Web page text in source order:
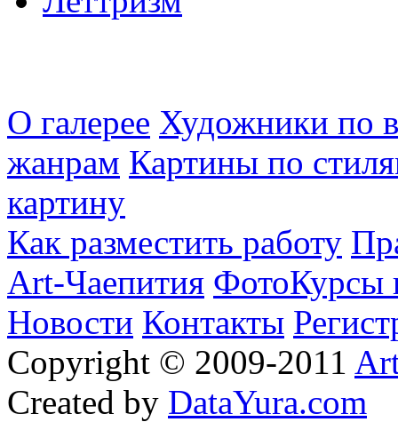
О галерее Художники по
жанрам Картины по
картину
Как разместить работу
Art-Чаепития ФотоКурсы
Новости Контакты
Copyright © 2009-2011
Created by DataYura.com